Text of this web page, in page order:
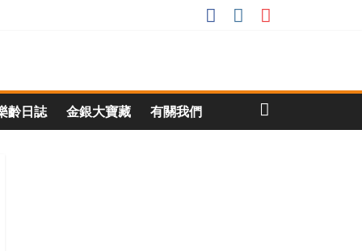
齡日誌 金銀大寶藏 有關我們